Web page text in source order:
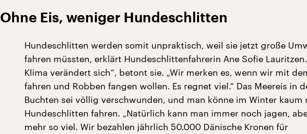
Ohne Eis, weniger Hundeschlitten
Hundeschlitten werden somit unpraktisch, weil sie jetzt große
fahren müssten, erklärt Hundeschlittenfahrerin Ane Sofie Lauritzen.
Klima verändert sich“, betont sie. „Wir merken es, wenn wir mit
fahren und Robben fangen wollen. Es regnet viel.“ Das Meereis in
Buchten sei völlig verschwunden, und man könne im Winter kaum
Hundeschlitten fahren. „Natürlich kann man immer noch jagen,
mehr so viel. Wir bezahlen jährlich 50.000 Dänische Kronen für